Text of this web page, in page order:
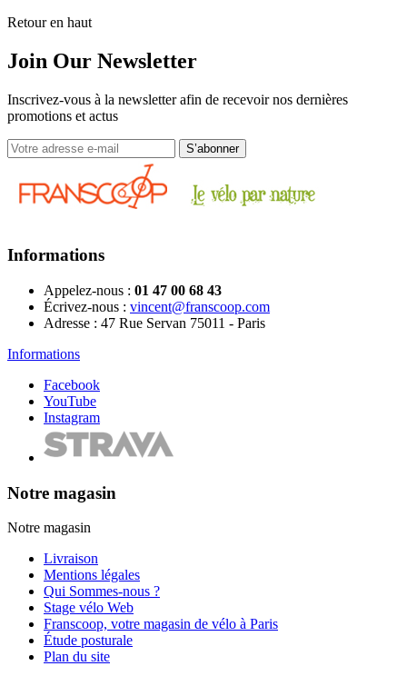
Retour en haut
Join Our Newsletter
Inscrivez-vous à la newsletter afin de recevoir nos dernières
promotions et actus
Informations
Appelez-nous : 01 47 00 68 43
Écrivez-nous : vincent@franscoop.com
Adresse : 47 Rue Servan 75011 - Paris
Informations
Facebook
YouTube
Instagram
Notre magasin
Notre magasin
Livraison
Mentions légales
Qui Sommes-nous ?
Stage vélo Web
Franscoop, votre magasin de vélo à Paris
Étude posturale
Plan du site